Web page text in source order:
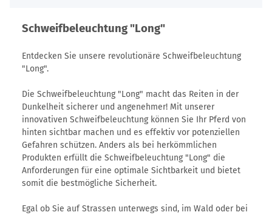
Schweifbeleuchtung "Long"
Entdecken Sie unsere revolutionäre Schweifbeleuchtung
"Long".
Die Schweifbeleuchtung "Long" macht das Reiten in der
Dunkelheit sicherer und angenehmer! Mit unserer
innovativen Schweifbeleuchtung können Sie Ihr Pferd von
hinten sichtbar machen und es effektiv vor potenziellen
Gefahren schützen. Anders als bei herkömmlichen
Produkten erfüllt die Schweifbeleuchtung "Long" die
Anforderungen für eine optimale Sichtbarkeit und bietet
somit die bestmögliche Sicherheit.
Egal ob Sie auf Strassen unterwegs sind, im Wald oder bei